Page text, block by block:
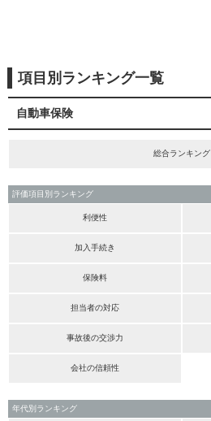
項目別ランキング一覧
自動車保険
総合ランキング
評価項目別ランキング
利便性
加入手続き
保険料
担当者の対応
事故後の交渉力
会社の信頼性
年代別ランキング